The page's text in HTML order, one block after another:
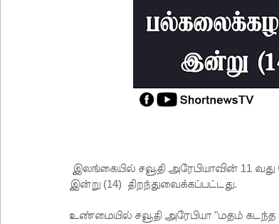
இலங்கையில் சவூதி அரேபியாவின் 11
இன்று (14) திறந்துவைக்கப்பட்டது.
உண்மையில் சவூதி அரேபியா "மதம்